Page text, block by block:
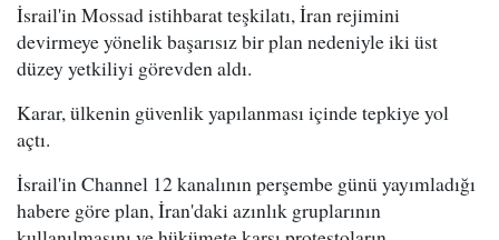
İsrail'in Mossad istihbarat teşkilatı, İran rejimini
devirmeye yönelik başarısız bir plan nedeniyle iki üst
düzey yetkiliyi görevden aldı.
Karar, ülkenin güvenlik yapılanması içinde tepkiye yol
açtı.
İsrail'in Channel 12 kanalının perşembe günü yayımladığı
habere göre plan, İran'daki azınlık gruplarının